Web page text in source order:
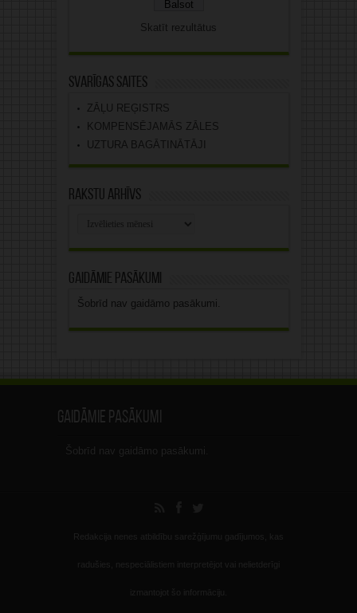
Skatīt rezultātus
Svarīgas saites
ZĀĻU REĢISTRS
KOMPENSĒJAMĀS ZĀLES
UZTURA BAGĀTINĀTĀJI
Rakstu arhīvs
Gaidāmie pasākumi
Šobrīd nav gaidāmo pasākumi.
Gaidāmie pasākumi
Šobrīd nav gaidāmo pasākumi.
Redakcija nenes atbildību sarežģījumu gadījumos, kas